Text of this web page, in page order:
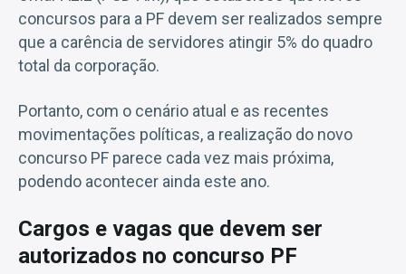
concursos para a PF devem ser realizados sempre
que a carência de servidores atingir 5% do quadro
total da corporação.
Portanto, com o cenário atual e as recentes
movimentações políticas, a realização do novo
concurso PF parece cada vez mais próxima,
podendo acontecer ainda este ano.
Cargos e vagas que devem ser
autorizados no concurso PF